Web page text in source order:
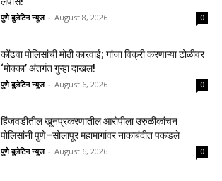
पुणे बुलेटिन न्यूज - August 8, 2026 0
कोंढवा पोलिसांची मोठी कारवाई; गांजा विक्री करणाऱ्या टोळीवर
‘मोक्का’ अंतर्गत गुन्हा दाखल!
पुणे बुलेटिन न्यूज - August 6, 2026 0
हिंजवडीतील खूनप्रकरणातील आरोपीला उरुळीकांचन
पोलिसांनी पुणे–सोलापूर महामार्गावर नाकाबंदीत पकडले
पुणे बुलेटिन न्यूज - August 6, 2026 0